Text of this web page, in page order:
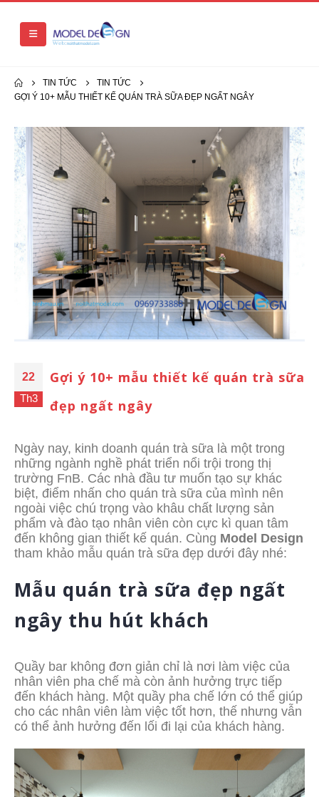
TIN TỨC
TIN TỨC
GỢI Ý 10+ MẪU THIẾT KẾ QUÁN TRÀ SỮA ĐẸP NGẤT NGÂY
22
Th3
Gợi ý 10+ mẫu thiết kế quán trà sữa
đẹp ngất ngây
Ngày nay, kinh doanh quán trà sữa là một trong
những ngành nghề phát triển nổi trội trong thị
trường FnB. Các nhà đầu tư muốn tạo sự khác
biệt, điểm nhấn cho quán trà sữa của mình nên
ngoài việc chú trọng vào khâu chất lượng sản
phẩm và đào tạo nhân viên còn cực kì quan tâm
đến không gian thiết kế quán. Cùng Model Design
tham khảo mẫu quán trà sữa đẹp dưới đây nhé:
Mẫu quán trà sữa đẹp ngất
ngây thu hút khách
Quầy bar không đơn giản chỉ là nơi làm việc của
nhân viên pha chế mà còn ảnh hưởng trực tiếp
đến khách hàng. Một quầy pha chế lớn có thể giúp
cho các nhân viên làm việc tốt hơn, thế nhưng vẫn
có thể ảnh hưởng đến lối đi lại của khách hàng.